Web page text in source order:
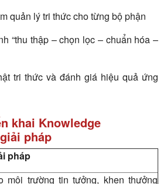
quản lý tri thức cho từng bộ phận
“thu thập – chọn lọc – chuẩn hóa –
tri thức và đánh giá hiệu quả ứng
khai Knowledge
pháp
pháp
môi trường tin tưởng, khen thưởng